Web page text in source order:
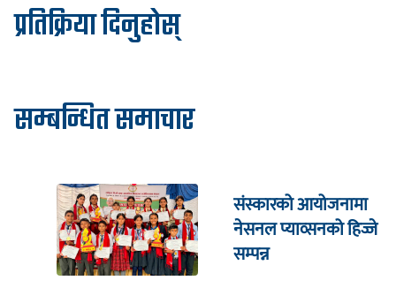
प्रतिक्रिया दिनुहोस्
सम्बन्धित समाचार
संस्कारको आयोजनामा
नेसनल प्याव्सनको हिज्जे
सम्पन्न